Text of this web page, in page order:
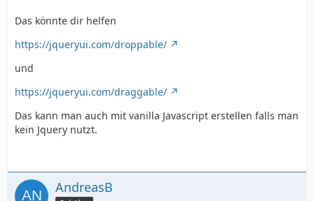
Das könnte dir helfen
https://jqueryui.com/droppable/
und
https://jqueryui.com/draggable/
Das kann man auch mit vanilla Javascript erstellen falls man
kein Jquery nutzt.
AndreasB